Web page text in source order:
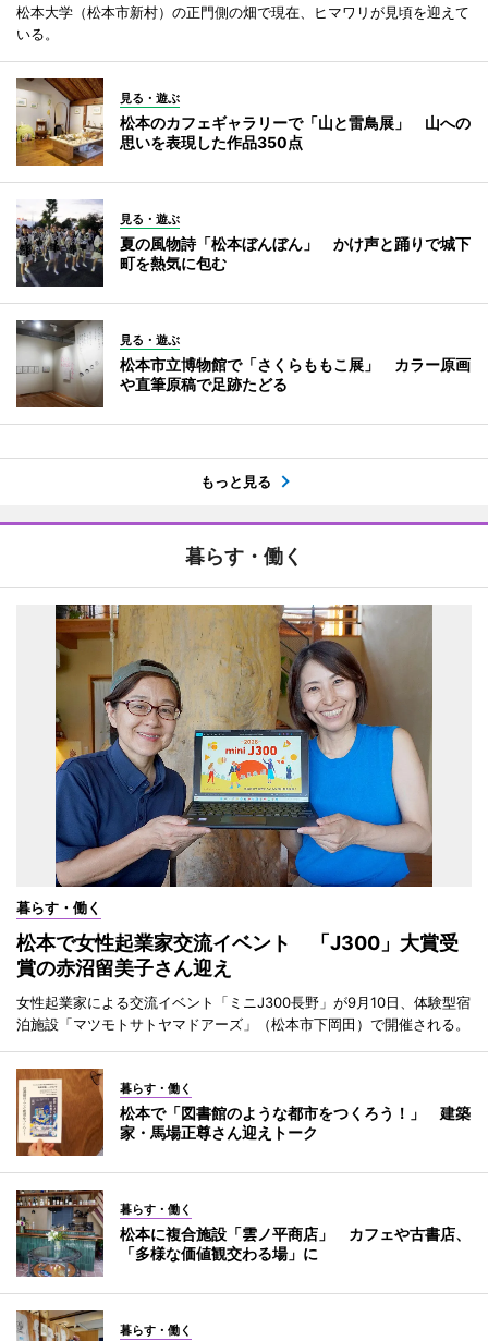
松本大学（松本市新村）の正門側の畑で現在、ヒマワリが見頃を迎えて
いる。
見る・遊ぶ
松本のカフェギャラリーで「山と雷鳥展」 山への
思いを表現した作品350点
見る・遊ぶ
夏の風物詩「松本ぼんぼん」 かけ声と踊りで城下
町を熱気に包む
見る・遊ぶ
松本市立博物館で「さくらももこ展」 カラー原画
や直筆原稿で足跡たどる
もっと見る
暮らす・働く
暮らす・働く
松本で女性起業家交流イベント 「J300」大賞受
賞の赤沼留美子さん迎え
女性起業家による交流イベント「ミニJ300長野」が9月10日、体験型宿
泊施設「マツモトサトヤマドアーズ」（松本市下岡田）で開催される。
暮らす・働く
松本で「図書館のような都市をつくろう！」 建築
家・馬場正尊さん迎えトーク
暮らす・働く
松本に複合施設「雲ノ平商店」 カフェや古書店、
「多様な価値観交わる場」に
暮らす・働く